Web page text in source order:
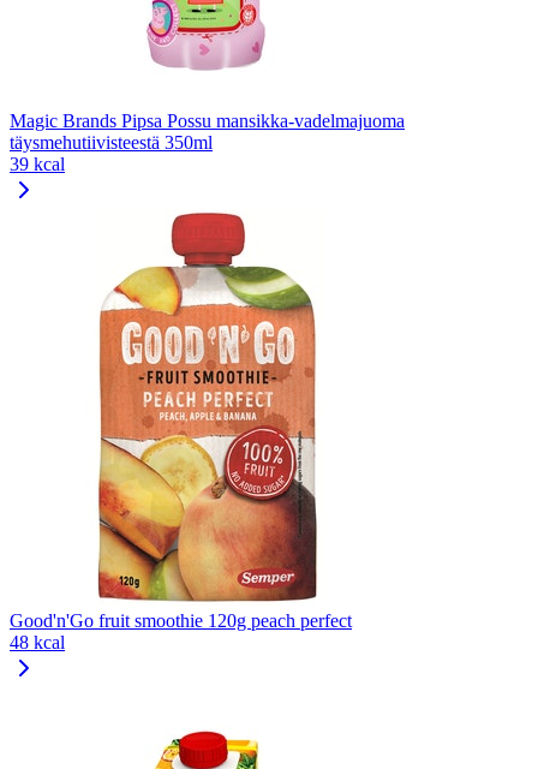
Magic Brands Pipsa Possu mansikka-vadelmajuoma
täysmehutiivisteestä 350ml
39 kcal
Good'n'Go fruit smoothie 120g peach perfect
48 kcal